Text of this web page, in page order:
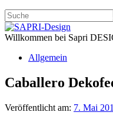
Willkommen bei Sapri
Allgemein
Caballero
Veröffentlicht am: 7. Mai